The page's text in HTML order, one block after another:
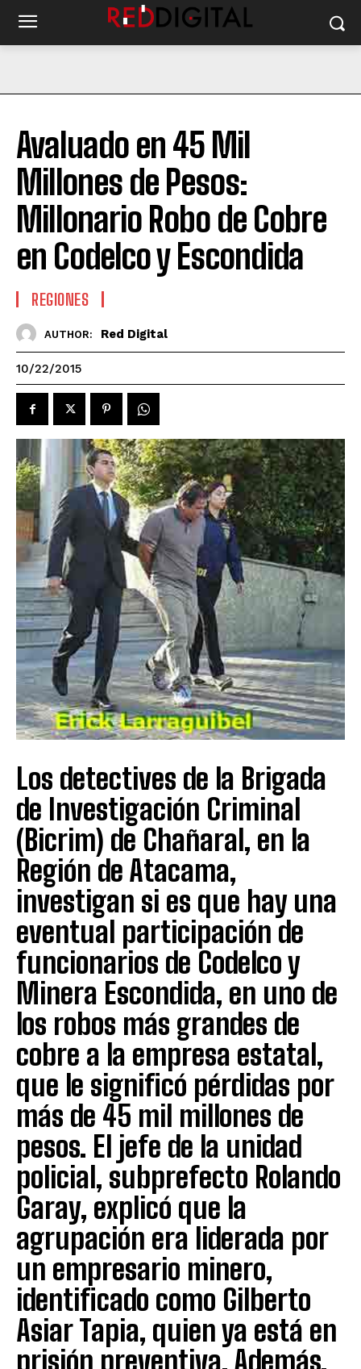
Avaluado en 45 Mil
Millones de Pesos:
Millonario Robo de Cobre
en Codelco y Escondida
REGIONES
AUTHOR: Red Digital
10/22/2015
Los detectives de la Brigada
de Investigación Criminal
(Bicrim) de Chañaral, en la
Región de Atacama,
investigan si es que hay una
eventual participación de
funcionarios de Codelco y
Minera Escondida, en uno de
los robos más grandes de
cobre a la empresa estatal,
que le significó pérdidas por
más de 45 mil millones de
pesos. El jefe de la unidad
policial, subprefecto Rolando
Garay, explicó que la
agrupación era liderada por
un empresario minero,
identificado como Gilberto
Asiar Tapia, quien ya está en
prisión preventiva. Además,